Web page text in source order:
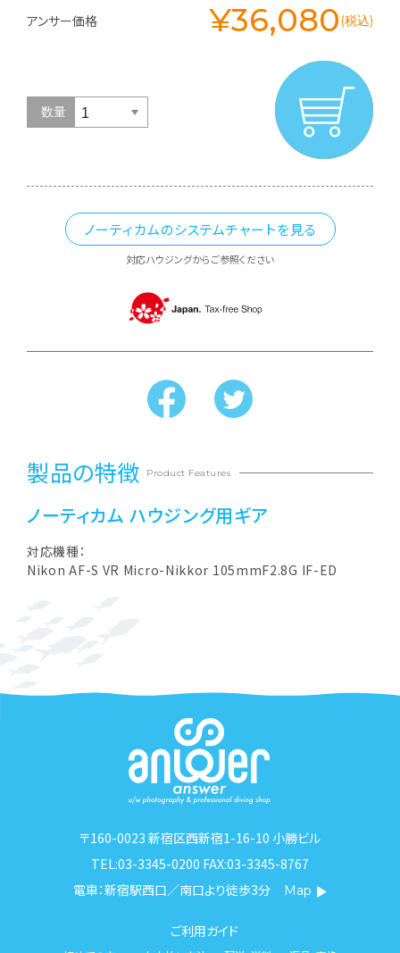
アンサー価格 ¥36,080 (税込)
数量
ノーティカムのシステムチャートを見る
対応ハウジングからご参照ください
製品の特徴 Product Features
ノーティカム ハウジング用ギア
対応機種：
Nikon AF-S VR Micro-Nikkor 105mmF2.8G IF-ED
〒160-0023 新宿区西新宿1-16-10 小勝ビル
TEL:03-3345-0200 FAX:03-3345-8767
電車：新宿駅西口／南口より徒歩3分
Map
ご利用ガイド